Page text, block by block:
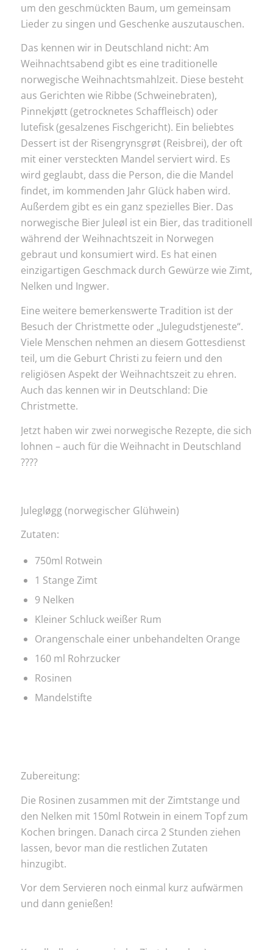
um den geschmückten Baum, um gemeinsam
Lieder zu singen und Geschenke auszutauschen.
Das kennen wir in Deutschland nicht: Am
Weihnachtsabend gibt es eine traditionelle
norwegische Weihnachtsmahlzeit. Diese besteht
aus Gerichten wie Ribbe (Schweinebraten),
Pinnekjøtt (getrocknetes Schaffleisch) oder
lutefisk (gesalzenes Fischgericht). Ein beliebtes
Dessert ist der Risengrynsgrøt (Reisbrei), der oft
mit einer versteckten Mandel serviert wird. Es
wird geglaubt, dass die Person, die die Mandel
findet, im kommenden Jahr Glück haben wird.
Außerdem gibt es ein ganz spezielles Bier. Das
norwegische Bier Juleøl ist ein Bier, das traditionell
während der Weihnachtszeit in Norwegen
gebraut und konsumiert wird. Es hat einen
einzigartigen Geschmack durch Gewürze wie Zimt,
Nelken und Ingwer.
Eine weitere bemerkenswerte Tradition ist der
Besuch der Christmette oder „Julegudstjeneste“.
Viele Menschen nehmen an diesem Gottesdienst
teil, um die Geburt Christi zu feiern und den
religiösen Aspekt der Weihnachtszeit zu ehren.
Auch das kennen wir in Deutschland: Die
Christmette.
Jetzt haben wir zwei norwegische Rezepte, die sich
lohnen – auch für die Weihnacht in Deutschland
????
Julegløgg (norwegischer Glühwein)
Zutaten:
750ml Rotwein
1 Stange Zimt
9 Nelken
Kleiner Schluck weißer Rum
Orangenschale einer unbehandelten Orange
160 ml Rohrzucker
Rosinen
Mandelstifte
Zubereitung:
Die Rosinen zusammen mit der Zimtstange und
den Nelken mit 150ml Rotwein in einem Topf zum
Kochen bringen. Danach circa 2 Stunden ziehen
lassen, bevor man die restlichen Zutaten
hinzugibt.
Vor dem Servieren noch einmal kurz aufwärmen
und dann genießen!